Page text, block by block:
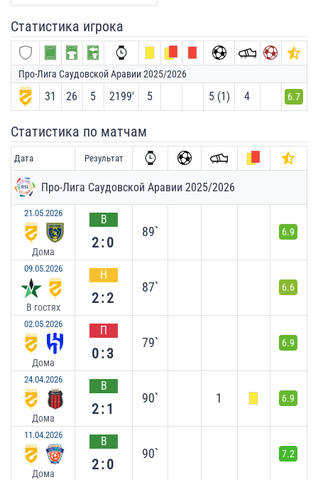
Статистика игрока
Про-Лига Саудовской Аравии 2025/2026
31 26 5 2199′ 5 5 (1) 4 6.7
Статистика по матчам
Дата Результат
Про-Лига Саудовской Аравии 2025/2026
21.05.2026
Дома
В
2:0
89` 6.9
09.05.2026
В гостях
Н
2:2
87` 6.6
02.05.2026
Дома
П
0:3
79` 6.9
24.04.2026
Дома
В
2:1
90` 1 6.9
11.04.2026
Дома
В
2:0
90` 7.2